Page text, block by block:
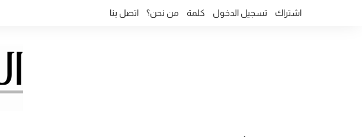
اشتراك تسجيل الدخول كلمة من نحن؟ اتصل بنا